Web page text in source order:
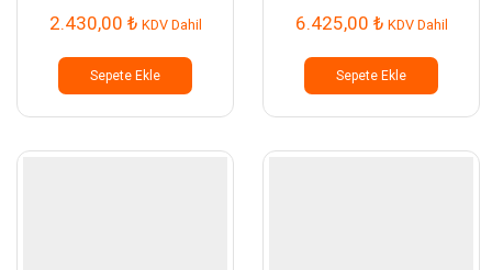
2.430,00 ₺ KDV Dahil
Sepete Ekle
6.425,00 ₺ KDV Dahil
Sepete Ekle